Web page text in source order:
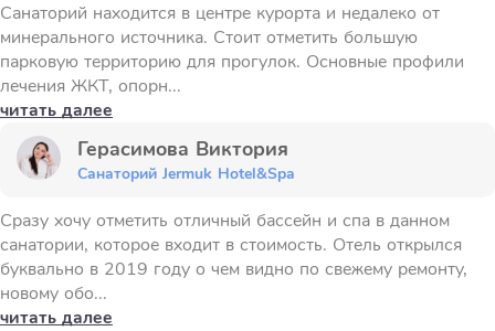
Санаторий находится в центре курорта и недалеко от
минерального источника. Стоит отметить большую
парковую территорию для прогулок. Основные профили
лечения ЖКТ, опорн...
читать далее
Герасимова Виктория
Санаторий Jermuk Hotel&Spa
Сразу хочу отметить отличный бассейн и спа в данном
санатории, которое входит в стоимость. Отель открылся
буквально в 2019 году о чем видно по свежему ремонту,
новому обо...
читать далее